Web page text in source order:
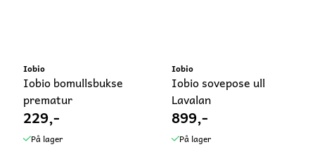
Iobio
Iobio bomullsbukse
prematur
229,-
På lager
Iobio
Iobio sovepose ull
Lavalan
899,-
På lager